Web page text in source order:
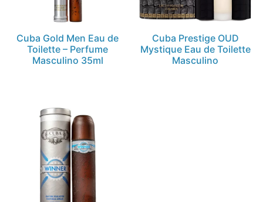
Cuba Gold Men Eau de
Toilette – Perfume
Masculino 35ml
Cuba Prestige OUD
Mystique Eau de Toilette
Masculino